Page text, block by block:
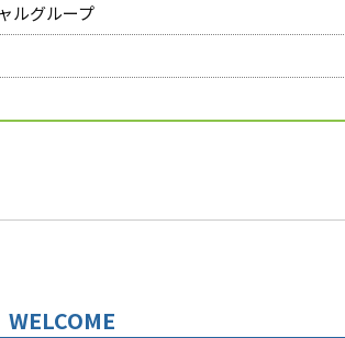
ルグループ
WELCOME